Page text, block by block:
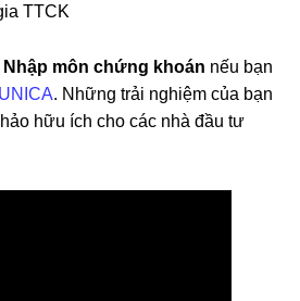
TTCK
Nhập môn chứng khoán nếu bạn
UNICA. Những trải nghiệm của bạn
hữu ích cho các nhà đầu tư